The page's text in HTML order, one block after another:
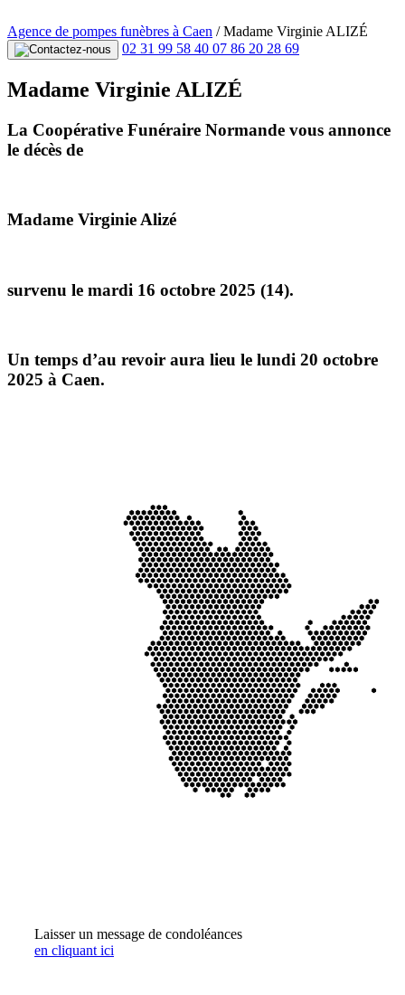
Agence de pompes funèbres à Caen /Madame Virginie ALIZÉ
02 31 99 58 40 07 86 20 28 69
Madame Virginie ALIZÉ
La Coopérative Funéraire Normande vous annonce
le décès de
Madame Virginie Alizé
survenu le mardi 16 octobre 2025 (14).
Un temps d’au revoir aura lieu le lundi 20 octobre
2025 à Caen.
Laisser un message de condoléances
en cliquant ici